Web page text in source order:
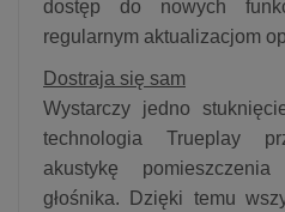
dostęp do nowych
regularnym aktualizacjom
Dostraja się sam
Wystarczy jedno
technologia Trueplay
akustykę
głośnika. Dzięki temu